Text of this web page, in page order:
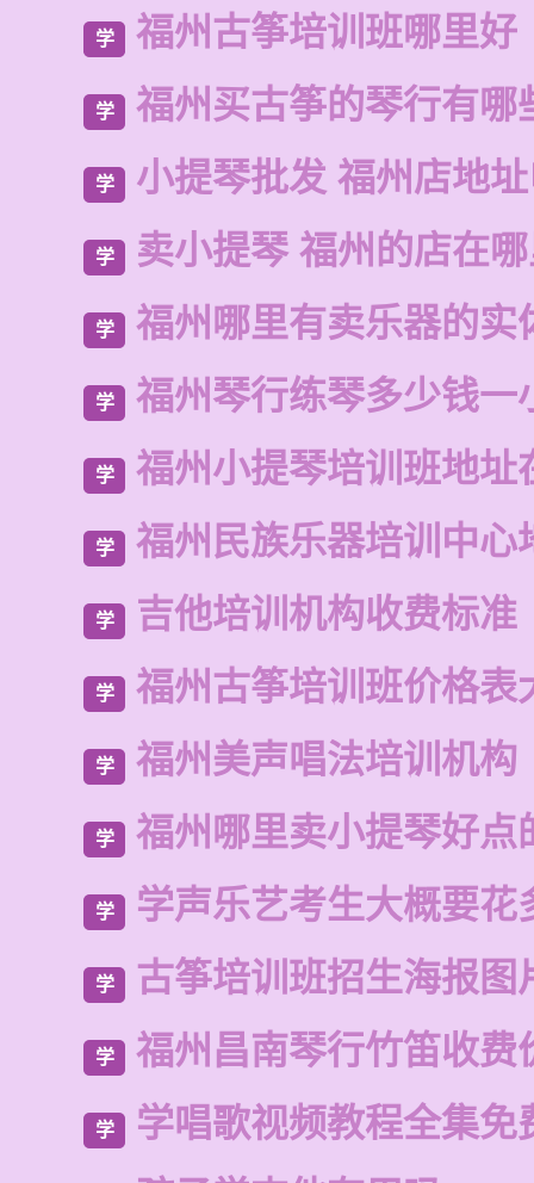
学 福州古筝培训班哪里好
学 福州买古筝的琴行有哪
学 小提琴批发 福州店地
学 卖小提琴 福州的店在
学 福州哪里有卖乐器的实
学 福州琴行练琴多少钱一
学 福州小提琴培训班地址
学 福州民族乐器培训中心
学 吉他培训机构收费标准
学 福州古筝培训班价格表
学 福州美声唱法培训机构
学 福州哪里卖小提琴好点
学 学声乐艺考生大概要花
学 古筝培训班招生海报图
学 福州昌南琴行竹笛收费
学 学唱歌视频教程全集免